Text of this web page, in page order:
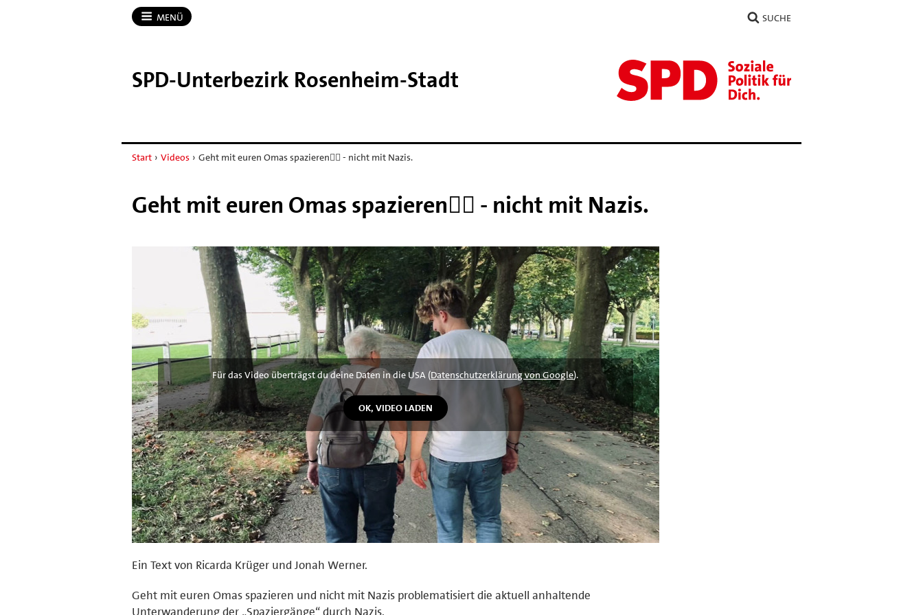
MENÜ SUCHE
SPD-​Unterbezirk Rosenheim-​Stadt
Start › Videos › Geht mit euren Omas spazieren✊🏼 - nicht mit Nazis.
Geht mit euren Omas spazieren✊🏼 - nicht mit Nazis.
Für das Video überträgst du deine Daten in die USA (Datenschutzerklärung von Google).
Ein Text von Ricarda Krüger und Jonah Werner.
Geht mit euren Omas spazieren und nicht mit Nazis problematisiert die aktuell anhaltende
Unterwanderung der „Spaziergänge“ durch Nazis.